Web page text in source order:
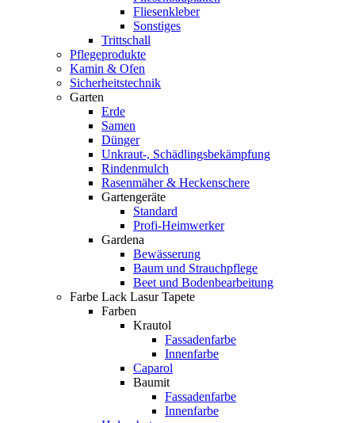
Fliesenkleber
Sonstiges
Trittschall
Pflegeprodukte
Kamin & Ofen
Sicherheitstechnik
Garten
Erde
Samen
Dünger
Unkraut-, Schädlingsbekämpfung
Rindenmulch
Rasenmäher & Heckenschere
Gartengeräte
Standard
Profi-Heimwerker
Gardena
Bewässerung
Baum und Strauchpflege
Beet und Bodenbearbeitung
Farbe Lack Lasur Tapete
Farben
Krautol
Fassadenfarbe
Innenfarbe
Caparol
Baumit
Fassadenfarbe
Innenfarbe